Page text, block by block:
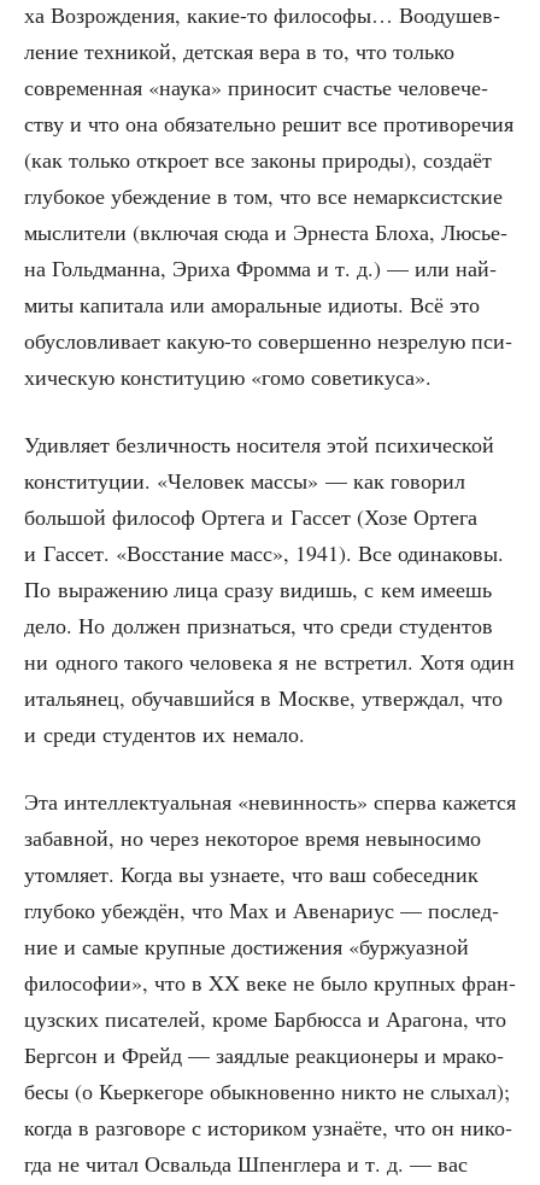
ха Воз­рож­де­ния, какие-то фило­со­фы… Вооду­шев­
ле­ние тех­ни­кой, дет­ская вера в то, что толь­ко
совре­мен­ная «нау­ка» при­но­сит сча­стье чело­ве­че­
ству и что она обя­за­тель­но решит все про­ти­во­ре­чия
(как толь­ко откро­ет все зако­ны при­ро­ды), созда­ёт
глу­бо­кое убеж­де­ние в том, что все немарк­сист­ские
мыс­ли­те­ли (вклю­чая сюда и Эрне­ста Бло­ха, Люсье­
на Гольд­ман­на, Эри­ха Фром­ма и т. д.) — или най­
ми­ты капи­та­ла или амо­раль­ные иди­о­ты. Всё это
обу­слов­ли­ва­ет какую-то совер­шен­но незре­лую пси­
хи­че­скую кон­сти­ту­цию «гомо советикуса».
Удив­ля­ет без­лич­ность носи­те­ля этой пси­хи­че­ской
кон­сти­ту­ции. «Чело­век мас­сы» — как гово­рил
боль­шой фило­соф Орте­га и Гас­сет (Хозе Орте­га
и Гас­сет. «Вос­ста­ние масс», 1941). Все оди­на­ко­вы.
По выра­же­нию лица сра­зу видишь, с кем име­ешь
дело. Но дол­жен при­знать­ся, что сре­ди сту­ден­тов
ни одно­го тако­го чело­ве­ка я не встре­тил. Хотя один
ита­лья­нец, обу­чав­ший­ся в Москве, утвер­ждал, что
и сре­ди сту­ден­тов их немало.
Эта интел­лек­ту­аль­ная «невин­ность» спер­ва кажет­ся
забав­ной, но через неко­то­рое вре­мя невы­но­си­мо
утом­ля­ет. Когда вы узна­е­те, что ваш собе­сед­ник
глу­бо­ко убеж­дён, что Мах и Аве­на­ри­ус — послед­
ние и самые круп­ные дости­же­ния «бур­жу­аз­ной
фило­со­фии», что в XX веке не было круп­ных фран­
цуз­ских писа­те­лей, кро­ме Бар­бюс­са и Ара­го­на, что
Берг­сон и Фрейд — заяд­лые реак­ци­о­не­ры и мра­ко­
бе­сы (о Кьер­ке­го­ре обык­но­вен­но никто не слы­хал);
когда в раз­го­во­ре с исто­ри­ком узна­ё­те, что он нико­
гда не читал Осваль­да Шпен­гле­ра и т. д. — вас